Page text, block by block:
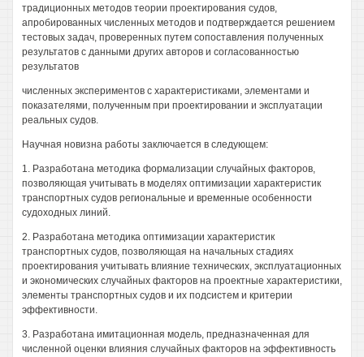
традиционных методов теории проектирования судов,
апробированных численных методов и подтверждается решением
тестовых задач, проверенных путем сопоставления полученных
результатов с данными других авторов и согласованностью
результатов
численных экспериментов с характеристиками, элементами и
показателями, полученным при проектировании и эксплуатации
реальных судов.
Научная новизна работы заключается в следующем:
1. Разработана методика формализации случайных факторов,
позволяющая учитывать в моделях оптимизации характеристик
транспортных судов региональные и временные особенности
судоходных линий.
2. Разработана методика оптимизации характеристик
транспортных судов, позволяющая на начальных стадиях
проектирования учитывать влияние технических, эксплуатационных
и экономических случайных факторов на проектные характеристики,
элементы транспортных судов и их подсистем и критерии
эффективности.
3. Разработана имитационная модель, предназначенная для
численной оценки влияния случайных факторов на эффективность